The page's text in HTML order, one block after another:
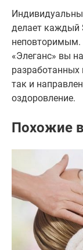
делает каждый
неповторимым.
«Элеганс» вы
разработанных
так и
оздоровление.
Похожие